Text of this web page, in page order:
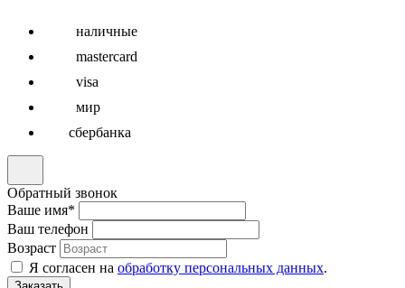
наличные
mastercard
visa
мир
сбербанка
Обратный звонок
Ваше имя*
Ваш телефон
Возраст
Я согласен на обработку персональных данных.